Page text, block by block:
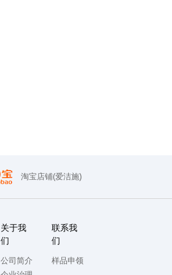
淘宝店铺(爱洁施)
关于我
们
公司简介
联系我
们
样品申领